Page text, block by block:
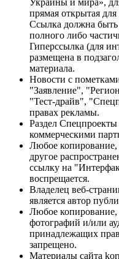
прямая открытая
Ссылка должна быть
полного либо
Гиперссылка (для
размещена в
материала.
Новости с
"Заявление",
"Тест-драйв",
правах рекламы.
Раздел Спецпроекты
коммерческими
Любое копирование,
другое
ссылку на
воспрещается.
Владелец веб-
является автор
Любое копирование,
фотографий и/или
принадлежащих
запрещено.
Материалы сайта